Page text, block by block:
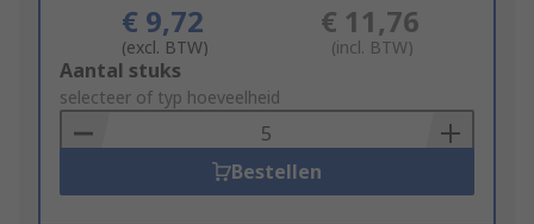
€ 9,72
(excl. BTW)
€ 11,76
(incl. BTW)
Add
to
Basket
Aantal stuks
selecteer of typ hoeveelheid
Bestellen